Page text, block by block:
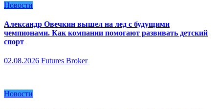
Новости
Александр Овечкин вышел на лед с будущими
чемпионами. Как компании помогают развивать детский
спорт
02.08.2026 Futures Broker
Новости